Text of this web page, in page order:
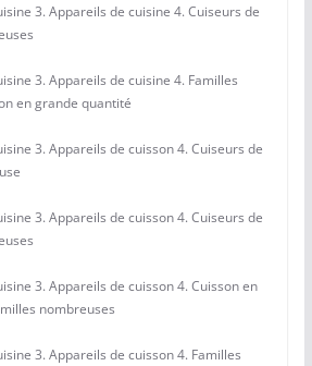
3. Appareils de cuisine 4. Cuiseurs de
3. Appareils de cuisine 4. Familles
en grande quantité
3. Appareils de cuisson 4. Cuiseurs de
3. Appareils de cuisson 4. Cuiseurs de
3. Appareils de cuisson 4. Cuisson en
nombreuses
3. Appareils de cuisson 4. Familles